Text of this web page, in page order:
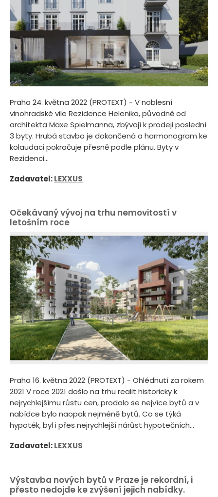
Praha 24. května 2022 (PROTEXT) - V noblesní
vinohradské vile Rezidence Helenika, původně od
architekta Maxe Spielmanna, zbývají k prodeji poslední
3 byty. Hrubá stavba je dokončená a harmonogram ke
kolaudaci pokračuje přesně podle plánu. Byty v
Rezidenci...
Zadavatel:LEXXUS
Očekávaný vývoj na trhu nemovitostí v
letošním roce
Praha 16. května 2022 (PROTEXT) - Ohlédnutí za rokem
2021 V roce 2021 došlo na trhu realit historicky k
nejrychlejšímu růstu cen, prodalo se nejvíce bytů a v
nabídce bylo naopak nejméně bytů. Co se týká
hypoték, byl i přes nejrychlejší nárůst hypotečních...
Zadavatel:LEXXUS
Výstavba nových bytů v Praze je rekordní, i
přesto nedojde ke zvýšení jejich nabídky.